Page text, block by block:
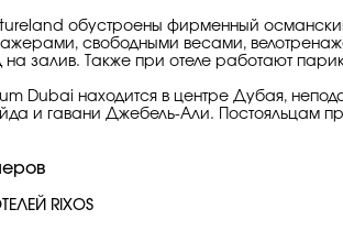
обустроены фирменный
свободными весами,
залив. Также при отеле работают
Dubai находится в центре Дубая,
и гавани Джебель-Али. Постояльцам
RIXOS